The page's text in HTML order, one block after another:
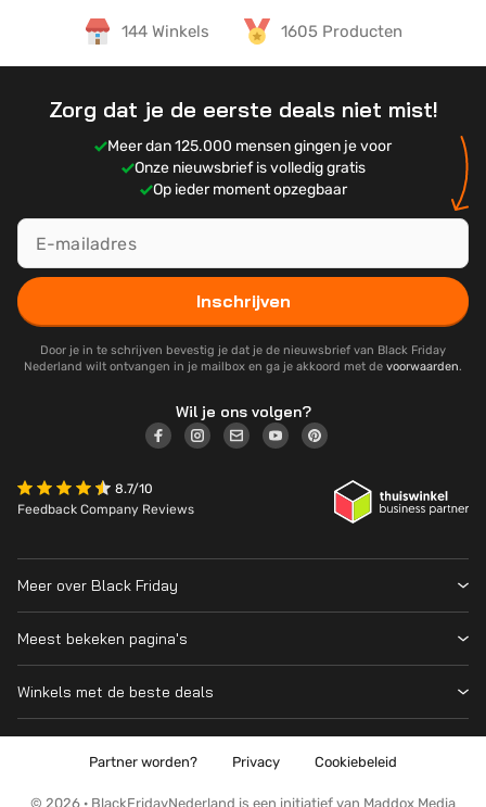
144 Winkels 1605 Producten
Zorg dat je de eerste deals niet mist!
Meer dan 125.000 mensen gingen je voor
Onze nieuwsbrief is volledig gratis
Op ieder moment opzegbaar
Inschrijven
Door je in te schrijven bevestig je dat je de nieuwsbrief van Black Friday
Nederland wilt ontvangen in je mailbox en ga je akkoord met de voorwaarden.
Wil je ons volgen?
8.7/10
Feedback Company Reviews
Meer over Black Friday
Wanneer is Black Friday?
Cyber Monday 2026
Over ons
Meest bekeken pagina's
Prijsvergelijker
PS5
Winkels met de beste deals
© 2026 · BlackFridayNederland is een initiatief van Maddox Media
Partner worden? Privacy Cookiebeleid